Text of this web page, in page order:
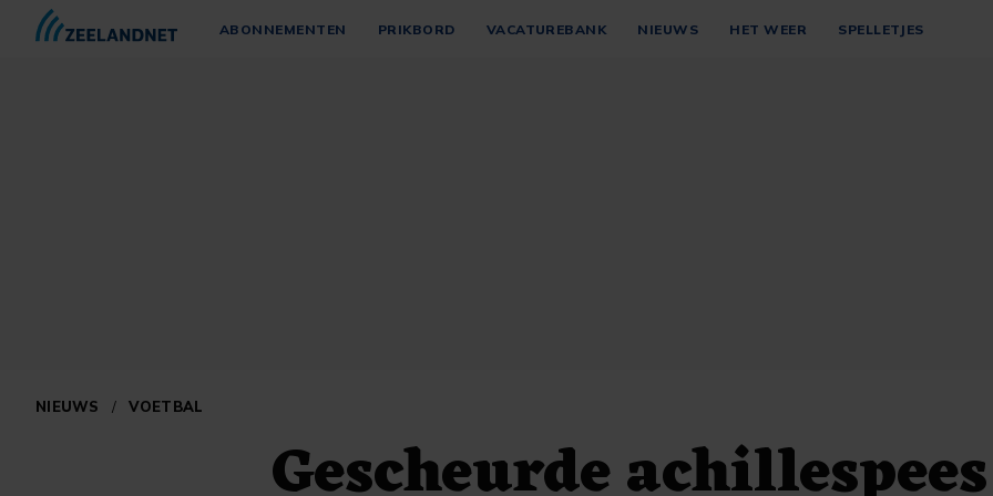
ABONNEMENTEN PRIKBORD VACATUREBANK NIEUWS HET WEER SPELLETJES
NIEUWS / VOETBAL